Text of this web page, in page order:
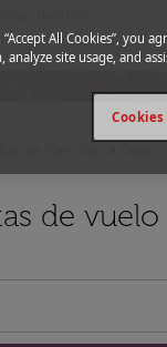
de
destino) o
“Accept All Cookies”, you
analyze site usage, and